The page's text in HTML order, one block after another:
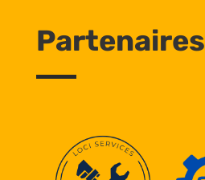
Partenaires